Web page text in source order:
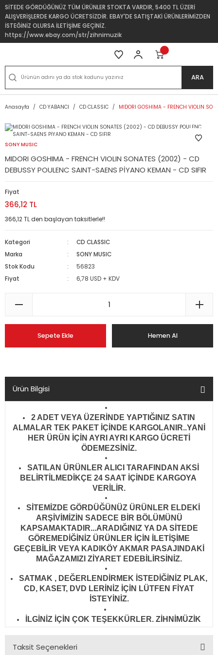
SİTEDE GÖRDÜĞÜNÜZ TÜM ÜRÜNLER STOKTA VARDIR, 5400 TL ÜZERİ
ALIŞVERİŞLERDE KARGO ÜCRETSİZDİR. EBAY'DE SATIŞTAKİ ÜRÜNLERİMİZDEN
İSTEĞİNİZ OLURSA İLETİŞİME GEÇİNİZ.
https://www.ebay.com/str/zihnimuzik
ARA
Anasayfa CD YABANCI CD CLASSIC MIDORI GOSHIMA - FRENCH VIOLIN
SONY MUSIC
MIDORI GOSHIMA - FRENCH VIOLIN SONATES (2002) - CD
DEBUSSY POULENC SAINT-SAENS PİYANO KEMAN - CD SIFIR
Fiyat
366,12 TL
366,12 TL den başlayan taksitlerle!!
Kategori
CD CLASSIC
Marka
SONY MUSIC
Stok Kodu
56823
Fiyat
6,78 USD + KDV
Sepete Ekle Hemen Al
Ürün Bilgisi
2 ADET VEYA ÜZERİNDE YAPTIĞINIZ SATIN
ALMALAR TEK PAKET İÇİNDE KARGOLANIR..YANİ
HER ÜRÜN İÇİN AYRI AYRI KARGO ÜCRETİ
ÖDEMEZSİNİZ.
SATILAN ÜRÜNLER ALICI TARAFINDAN AKSİ
BELİRTİLMEDİKÇE 24 SAAT İÇİNDE KARGOYA
VERİLİR.
SİTEMİZDE GÖRDÜĞÜNÜZ ÜRÜNLER ELDEKİ
ARŞİVİMİZİN SADECE BİR BÖLÜMÜNÜ
KAPSAMAKTADIR...ARADIĞINIZ YA DA SİTEDE
GÖREMEDİĞİNİZ ÜRÜNLER İÇİN İLETİŞİME
GEÇEBİLİR VEYA KADIKÖY AKMAR PASAJINDAKİ
MAĞAZAMIZI ZİYARET EDEBİLİRSİNİZ.
SATMAK , DEĞERLENDİRMEK İSTEDİĞİNİZ PLAK,
CD, KASET, DVD LERİNİZ İÇİN LÜTFEN FİYAT
İSTEYİNİZ.
İLGİNİZ İÇİN ÇOK TEŞEKKÜRLER. ZİHNİMÜZİK
Taksit Seçenekleri